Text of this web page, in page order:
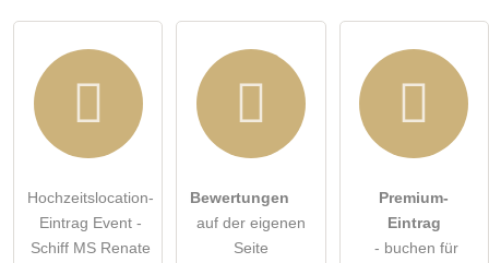
Hochzeitslocation-
Eintrag Event -
Schiff MS Renate
Bewertungen
auf der eigenen
Seite
Premium-
Eintrag
- buchen für